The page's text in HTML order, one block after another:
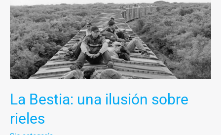
La Bestia: una ilusión sobre
rieles
Bestia:
una
ilusión
sobre
rieles